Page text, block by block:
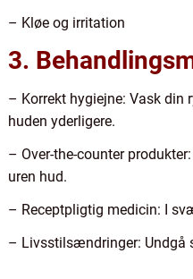
– Kløe og irritation
3.
– Korrekt hygiejne: Vask din
huden yderligere.
– Over-the-counter
uren hud.
– Receptpligtig medicin: I
– Livsstilsændringer: Undgå